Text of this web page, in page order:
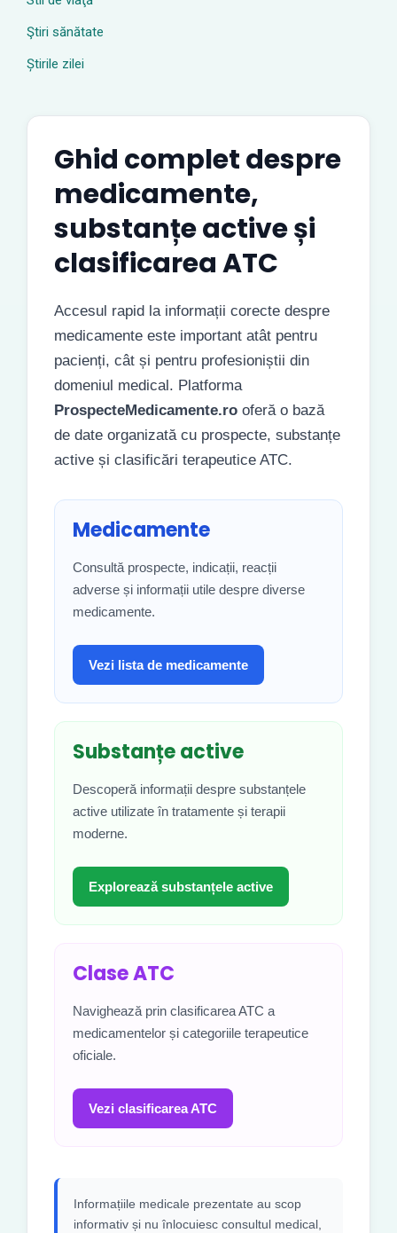
Ştiri sănătate
Știrile zilei
Ghid complet despre
medicamente,
substanțe active și
clasificarea ATC
Accesul rapid la informații corecte despre
medicamente este important atât pentru
pacienți, cât și pentru profesioniștii din
domeniul medical. Platforma
ProspecteMedicamente.ro oferă o bază
de date organizată cu prospecte, substanțe
active și clasificări terapeutice ATC.
Medicamente
Consultă prospecte, indicații, reacții
adverse și informații utile despre diverse
medicamente.
Vezi lista de medicamente
Substanțe active
Descoperă informații despre substanțele
active utilizate în tratamente și terapii
moderne.
Explorează substanțele active
Clase ATC
Navighează prin clasificarea ATC a
medicamentelor și categoriile terapeutice
oficiale.
Vezi clasificarea ATC
Informațiile medicale prezentate au scop
informativ și nu înlocuiesc consultul medical,